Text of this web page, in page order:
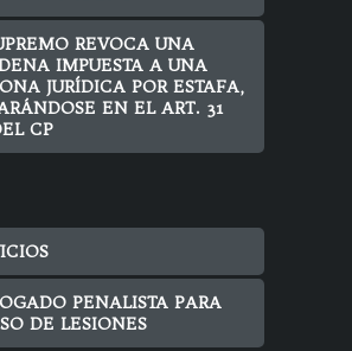
REVOCA UNA
IMPUESTA A UNA
JURÍDICA POR ESTAFA,
EN EL ART. 31
CP
PENALISTA PARA
DE LESIONES